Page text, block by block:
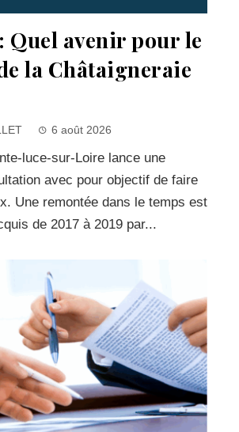
Quel avenir pour le
la Châtaigneraie
6 août 2026
luce-sur-Loire lance une
avec pour objectif de faire
Une remontée dans le temps est
de 2017 à 2019 par...